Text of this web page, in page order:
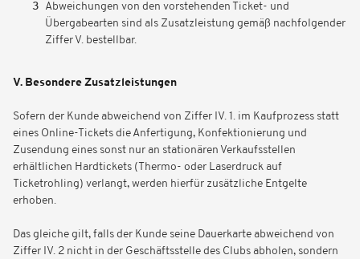
Abweichungen von den vorstehenden Ticket- und
Übergabearten sind als Zusatzleistung gemäß nachfolgender
Ziffer V. bestellbar.
V. Besondere Zusatzleistungen
Sofern der Kunde abweichend von Ziffer IV. 1. im Kaufprozess statt
eines Online-Tickets die Anfertigung, Konfektionierung und
Zusendung eines sonst nur an stationären Verkaufsstellen
erhältlichen Hardtickets (Thermo- oder Laserdruck auf
Ticketrohling) verlangt, werden hierfür zusätzliche Entgelte
erhoben.
Das gleiche gilt, falls der Kunde seine Dauerkarte abweichend von
Ziffer IV. 2 nicht in der Geschäftsstelle des Clubs abholen, sondern